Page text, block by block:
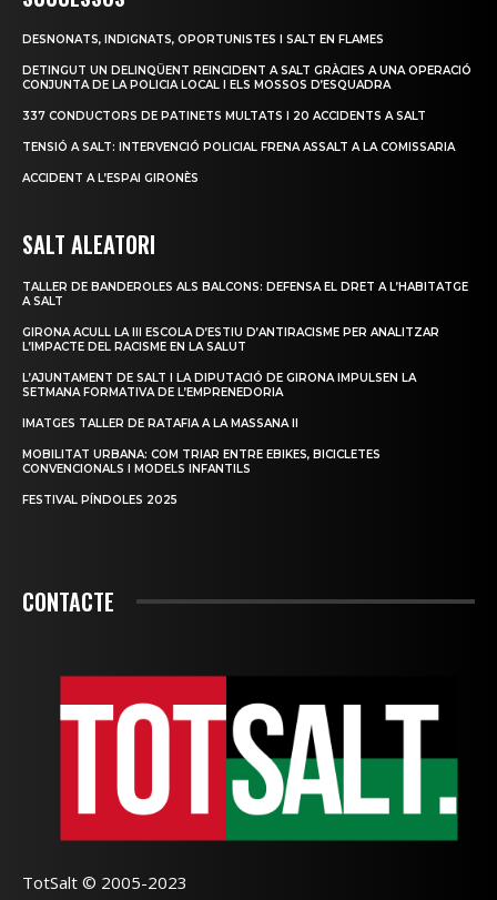
DESNONATS, INDIGNATS, OPORTUNISTES I SALT EN FLAMES
DETINGUT UN DELINQÜENT REINCIDENT A SALT GRÀCIES A UNA OPERACIÓ
CONJUNTA DE LA POLICIA LOCAL I ELS MOSSOS D’ESQUADRA
337 CONDUCTORS DE PATINETS MULTATS I 20 ACCIDENTS A SALT
TENSIÓ A SALT: INTERVENCIÓ POLICIAL FRENA ASSALT A LA COMISSARIA
ACCIDENT A L’ESPAI GIRONÈS
SALT ALEATORI
TALLER DE BANDEROLES ALS BALCONS: DEFENSA EL DRET A L’HABITATGE
A SALT
GIRONA ACULL LA III ESCOLA D’ESTIU D’ANTIRACISME PER ANALITZAR
L’IMPACTE DEL RACISME EN LA SALUT
L’AJUNTAMENT DE SALT I LA DIPUTACIÓ DE GIRONA IMPULSEN LA
SETMANA FORMATIVA DE L’EMPRENEDORIA
IMATGES TALLER DE RATAFIA A LA MASSANA II
MOBILITAT URBANA: COM TRIAR ENTRE EBIKES, BICICLETES
CONVENCIONALS I MODELS INFANTILS
FESTIVAL PÍNDOLES 2025
CONTACTE
TotSalt © 2005-2023